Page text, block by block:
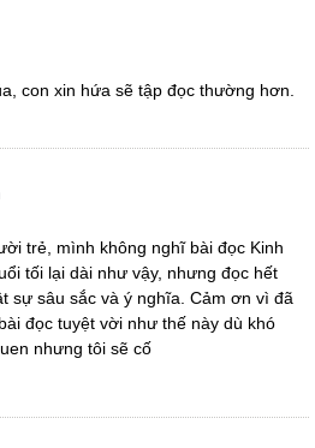
con xin hứa sẽ tập đọc thường hơn.
trẻ, mình không nghĩ bài đọc Kinh
tối lại dài như vậy, nhưng đọc hết
sự sâu sắc và ý nghĩa. Cảm ơn vì đã
đọc tuyệt vời như thế này dù khó
nhưng tôi sẽ cố